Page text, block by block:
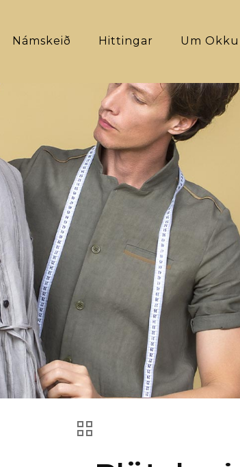
Námskeið Hittingar Um